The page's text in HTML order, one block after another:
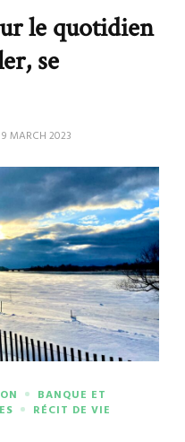
le quotidien
se
9 MARCH 2023
BANQUE ET
RÉCIT DE VIE